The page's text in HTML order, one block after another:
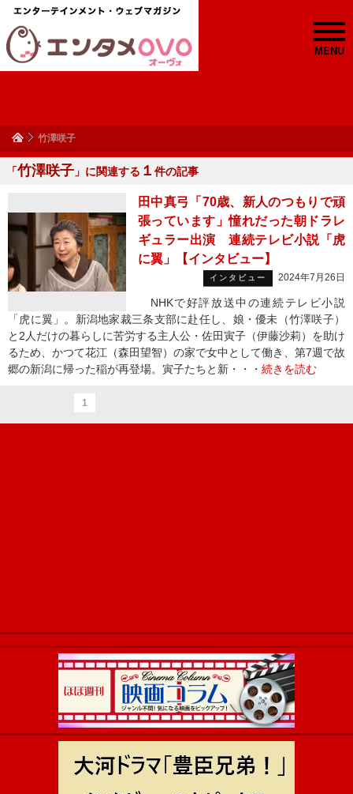
MENU
竹澤咲子
「竹澤咲子 」に関連する １ 件の記事
田中真弓「70歳、新人のつもりで頑
張っています」憧れだった朝ドラレ
ギュラー出演 連続テレビ小説「虎
に翼」【インタビュー】
インタビュー 2024年7月26日
NHKで好評放送中の連続テレビ小説
「虎に翼」。新潟地家裁三条支部に赴任し、娘・優未（竹澤咲子）
と2人だけの暮らしに苦労する主人公・佐田寅子（伊藤沙莉）を助け
るため、かつて花江（森田望智）の家で女中として働き、第7週で故
郷の新潟に帰った稲が再登場。寅子たちと新・・・ 続きを読む
1